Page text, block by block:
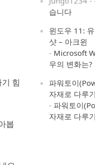
힘
봅
습니다
윈도우 11:
샷 – 아크윈
- Microsoft
우의 변화는?
파워토이
자재로 다루
- 파워토이
자재로 다루